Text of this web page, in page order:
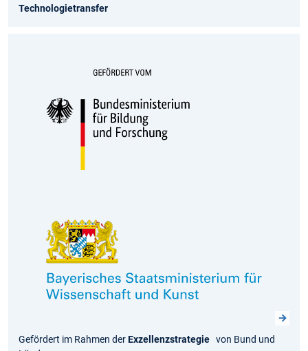
Technologietransfer
Gefördert im Rahmen derExzellenzstrategie von Bund und